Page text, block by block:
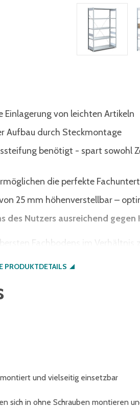
Einlagerung von leichten Artikeln
Aufbau durch Steckmontage
benötigt - spart sowohl
die perfekte
25 mm höhenverstellbar –
des Nutzers ausreichend
Fachbodens im Verhältnis
Elementen (z.B.
PRODUKTDETAILS
und vielseitig einsetzbar
sich in ohne Schrauben montieren